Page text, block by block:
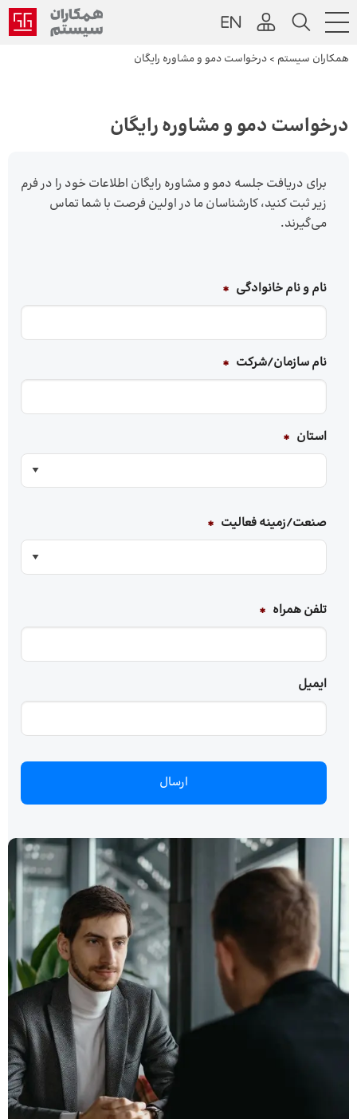
همکاران سیستم > درخواست دمو و مشاوره رایگان
درخواست دمو و مشاوره رایگان
برای دریافت جلسه دمو و مشاوره رایگان اطلاعات خود را در فرم
زیر ثبت کنید، کارشناسان ما در اولین فرصت با شما تماس
می‌گیرند.
نام و نام خانوادگی *
نام سازمان/شرکت *
استان *
صنعت/زمینه‌ فعالیت *
تلفن همراه *
ایمیل